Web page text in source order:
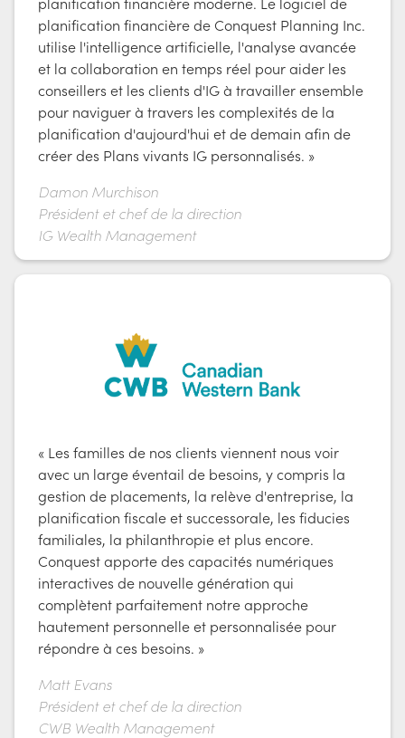
planification financière de Conquest Planning Inc.
utilise l'intelligence artificielle, l'analyse avancée
et la collaboration en temps réel pour aider les
conseillers et les clients d'IG à travailler ensemble
pour naviguer à travers les complexités de la
planification d'aujourd'hui et de demain afin de
créer des Plans vivants IG personnalisés. »
Damon Murchison
Président et chef de la direction
IG Wealth Management
« Les familles de nos clients viennent nous voir
avec un large éventail de besoins, y compris la
gestion de placements, la relève d'entreprise, la
planification fiscale et successorale, les fiducies
familiales, la philanthropie et plus encore.
Conquest apporte des capacités numériques
interactives de nouvelle génération qui
complètent parfaitement notre approche
hautement personnelle et personnalisée pour
répondre à ces besoins. »
Matt Evans
Président et chef de la direction
CWB Wealth Management